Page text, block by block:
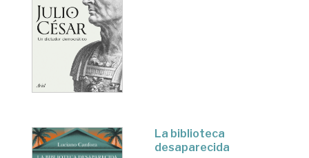
La biblioteca
desaparecida